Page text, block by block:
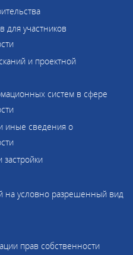
для участников
и проектной
систем в сфере
иные сведения о
на условно разрешенный вид
прав собственности